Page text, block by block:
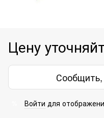
Цену
Сообщить,
Войти для